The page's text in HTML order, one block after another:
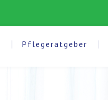
Pflegeratgeber